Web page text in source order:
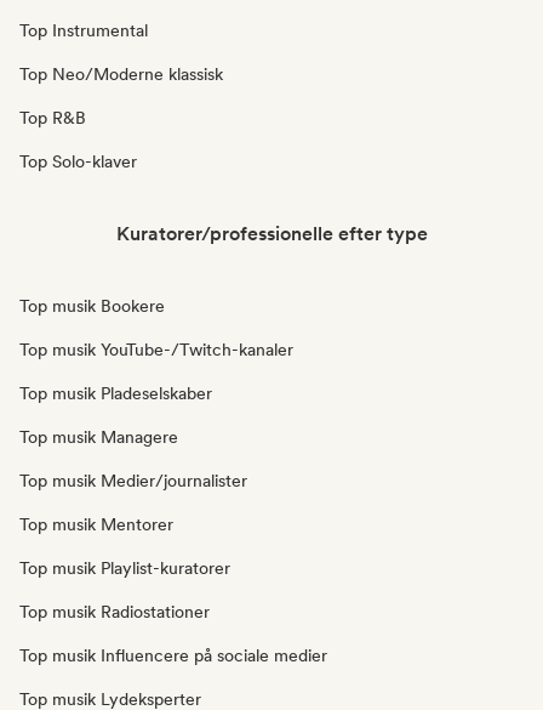
Top Instrumental
Top Neo/Moderne klassisk
Top R&B
Top Solo-klaver
Kuratorer/professionelle efter type
Top musik Bookere
Top musik YouTube-/Twitch-kanaler
Top musik Pladeselskaber
Top musik Managere
Top musik Medier/journalister
Top musik Mentorer
Top musik Playlist-kuratorer
Top musik Radiostationer
Top musik Influencere på sociale medier
Top musik Lydeksperter